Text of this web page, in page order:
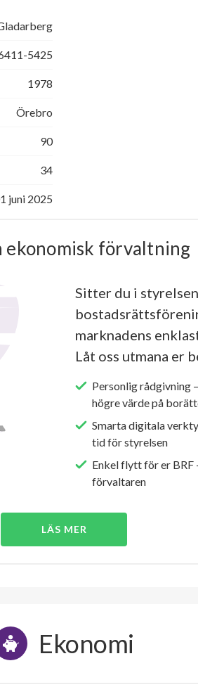
5425
1978
Örebro
90
34
juni 2025
ekonomisk förvaltning
Sitter du i
marknadens
Låt oss utmana er
Personlig rådgivning
högre värde på
Smarta digitala
tid för styrelsen
Enkel flytt för er BRF
förvaltaren
LÄS MER
Ekonomi